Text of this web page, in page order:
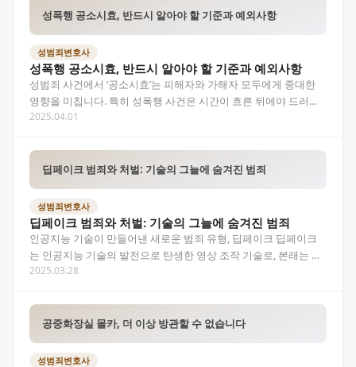
성폭행 공소시효, 반드시 알아야 할 기준과 예외사항
성범죄변호사
성폭행 공소시효, 반드시 알아야 할 기준과 예외사항
성범죄 사건에서 ‘공소시효’는 피해자와 가해자 모두에게 중대한
영향을 미칩니다. 특히 성폭행 사건은 시간이 흐른 뒤에야 드러나
는 경우가 많기 때문에 공소시효의 기준과 예외를 명확히…
2025.04.01
딥페이크 범죄와 처벌: 기술의 그늘에 숨겨진 범죄
성범죄변호사
딥페이크 범죄와 처벌: 기술의 그늘에 숨겨진 범죄
인공지능 기술이 만들어낸 새로운 범죄 유형, 딥페이크 딥페이크
는 인공지능 기술의 발전으로 탄생한 영상 조작 기술로, 본래는 창
의적인 영상 제작이나 영화 분야에서 활용 가능성이 기대…
2025.03.28
공중화장실 몰카, 더 이상 방관할 수 없습니다
성범죄변호사